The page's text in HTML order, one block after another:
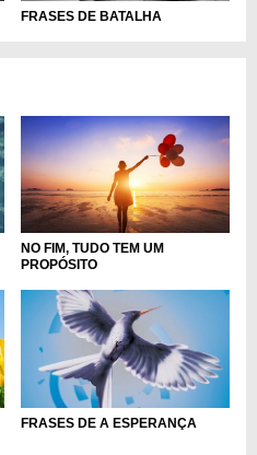
FRASES DE BATALHA
NO FIM, TUDO TEM UM
PROPÓSITO
FRASES DE A ESPERANÇA